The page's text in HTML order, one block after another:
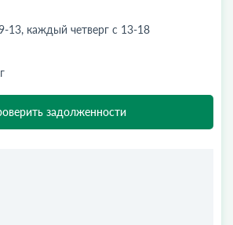
13, каждый четверг с 13-18
задолженности